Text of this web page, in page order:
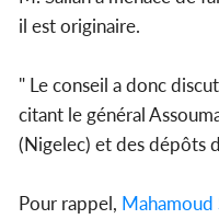
il est originaire.
" Le conseil a donc
citant le général
(Nigelec) et des dépôts
Pour rappel, Mahamoud